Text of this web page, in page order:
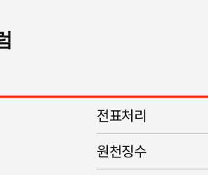
전표처리
원천징수